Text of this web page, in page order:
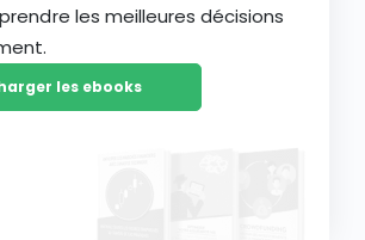
les meilleures décisions
les ebooks